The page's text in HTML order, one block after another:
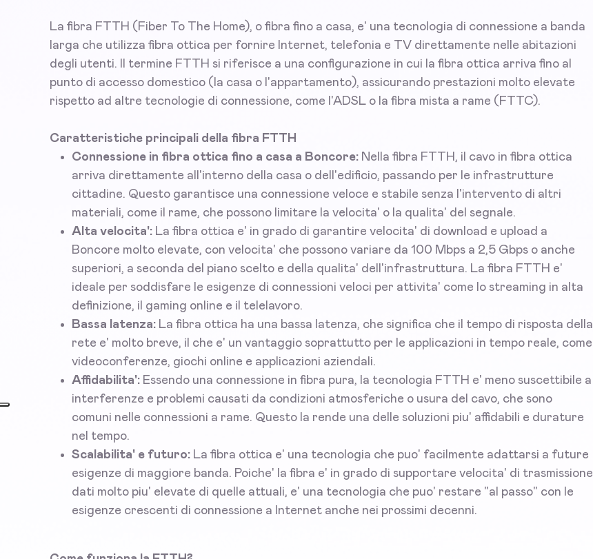
La fibra FTTH (Fiber To The Home), o fibra fino a casa, e' una tecnologia di connessione a banda
larga che utilizza fibra ottica per fornire Internet, telefonia e TV direttamente nelle abitazioni
degli utenti. Il termine FTTH si riferisce a una configurazione in cui la fibra ottica arriva fino al
punto di accesso domestico (la casa o l'appartamento), assicurando prestazioni molto elevate
rispetto ad altre tecnologie di connessione, come l'ADSL o la fibra mista a rame (FTTC).
Caratteristiche principali della fibra FTTH
Connessione in fibra ottica fino a casa a Boncore: Nella fibra FTTH, il cavo in fibra ottica
arriva direttamente all'interno della casa o dell'edificio, passando per le infrastrutture
cittadine. Questo garantisce una connessione veloce e stabile senza l'intervento di altri
materiali, come il rame, che possono limitare la velocita' o la qualita' del segnale.
Alta velocita': La fibra ottica e' in grado di garantire velocita' di download e upload a
Boncore molto elevate, con velocita' che possono variare da 100 Mbps a 2,5 Gbps o anche
superiori, a seconda del piano scelto e della qualita' dell'infrastruttura. La fibra FTTH e'
ideale per soddisfare le esigenze di connessioni veloci per attivita' come lo streaming in alta
definizione, il gaming online e il telelavoro.
Bassa latenza: La fibra ottica ha una bassa latenza, che significa che il tempo di risposta della
rete e' molto breve, il che e' un vantaggio soprattutto per le applicazioni in tempo reale, come
videoconferenze, giochi online e applicazioni aziendali.
Affidabilita': Essendo una connessione in fibra pura, la tecnologia FTTH e' meno suscettibile a
interferenze e problemi causati da condizioni atmosferiche o usura del cavo, che sono
comuni nelle connessioni a rame. Questo la rende una delle soluzioni piu' affidabili e durature
nel tempo.
Scalabilita' e futuro: La fibra ottica e' una tecnologia che puo' facilmente adattarsi a future
esigenze di maggiore banda. Poiche' la fibra e' in grado di supportare velocita' di trasmissione
dati molto piu' elevate di quelle attuali, e' una tecnologia che puo' restare "al passo" con le
esigenze crescenti di connessione a Internet anche nei prossimi decenni.